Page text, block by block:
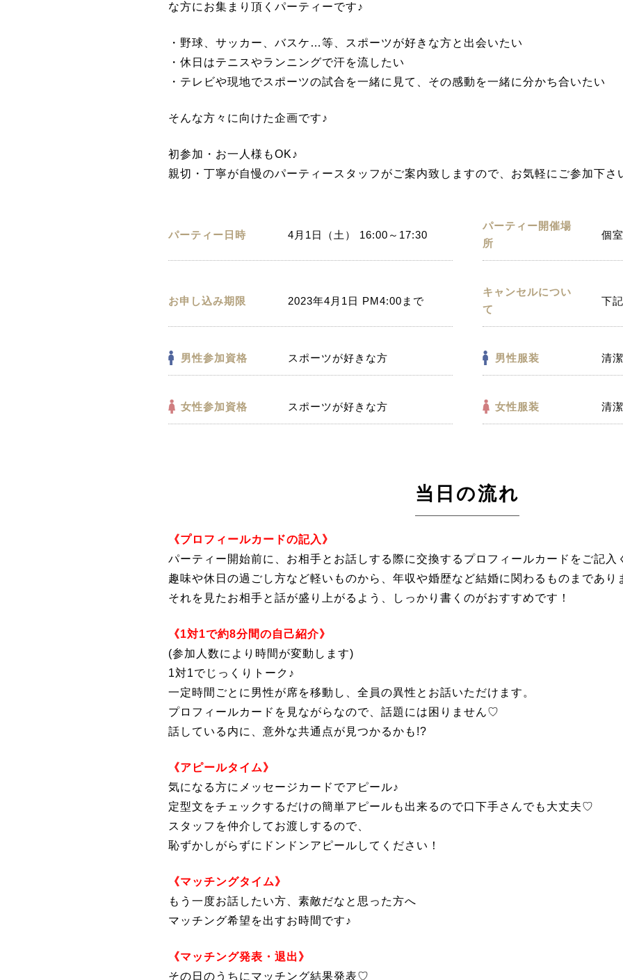
な方にお集まり頂くパーティーです♪
・野球、サッカー、バスケ…等、スポーツが好きな方と出会いたい
・休日はテニスやランニングで汗を流したい
・テレビや現地でスポーツの試合を一緒に見て、その感動を一緒に分かち合いたい
そんな方々に向けた企画です♪
初参加・お一人様もOK♪
親切・丁寧が自慢のパーティースタッフがご案内致しますので、お気軽にご参加下さ
パーティー日時 4月1日（土） 16:00～17:30
パーティー開催場
所
個
お申し込み期限 2023年4月1日 PM4:00まで
キャンセルについ
て
下
男性参加資格 スポーツが好きな方 男性服装 清
女性参加資格 スポーツが好きな方 女性服装 清
当日の流れ
《プロフィールカードの記入》
パーティー開始前に、お相手とお話しする際に交換するプロフィールカードをご記入
趣味や休日の過ごし方など軽いものから、年収や婚歴など結婚に関わるものまであり
それを見たお相手と話が盛り上がるよう、しっかり書くのがおすすめです！
《1対1で約8分間の自己紹介》
(参加人数により時間が変動します)
1対1でじっくりトーク♪
一定時間ごとに男性が席を移動し、全員の異性とお話いただけます。
プロフィールカードを見ながらなので、話題には困りません♡
話している内に、意外な共通点が見つかるかも!?
《アピールタイム》
気になる方にメッセージカードでアピール♪
定型文をチェックするだけの簡単アピールも出来るので口下手さんでも大丈夫♡
スタッフを仲介してお渡しするので、
恥ずかしがらずにドンドンアピールしてください！
《マッチングタイム》
もう一度お話したい方、素敵だなと思った方へ
マッチング希望を出すお時間です♪
《マッチング発表・退出》
その日のうちにマッチング結果発表♡